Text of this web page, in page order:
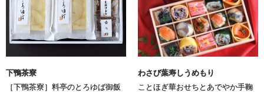
下鴨茶寮
［下鴨茶寮］料亭のとろゆば御飯
わさび葉寿しうめもり
ことほぎ華おせちとあでやか手鞠